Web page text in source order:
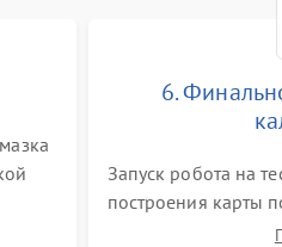
6.
Запуск робота на
построения карты
навигации и